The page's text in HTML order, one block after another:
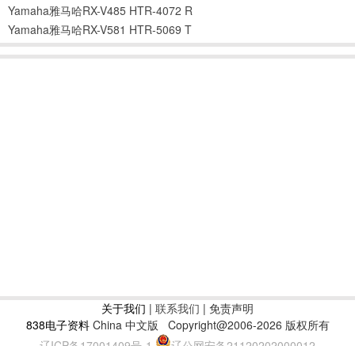
Yamaha雅马哈RX-V485 HTR-4072 R
Yamaha雅马哈RX-V581 HTR-5069 T
关于我们 | 联系我们 | 免责声明
838电子资料China 中文版
Copyright@2006-2026 版权所有